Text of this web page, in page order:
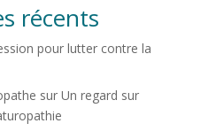
récents
pour lutter contre la
sur Un regard sur